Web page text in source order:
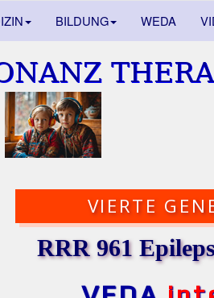
BILDUNG WEDA
VIERTE
RRR 961